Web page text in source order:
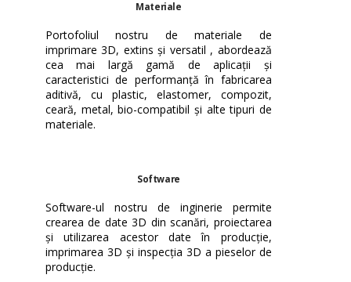
Materiale
Portofoliul nostru de materiale de
imprimare 3D, extins și versatil , abordează
cea mai largă gamă de aplicații și
caracteristici de performanță în fabricarea
aditivă, cu plastic, elastomer, compozit,
ceară, metal, bio-compatibil și alte tipuri de
materiale.
Software
Software-ul nostru de inginerie permite
crearea de date 3D din scanări, proiectarea
și utilizarea acestor date în producție,
imprimarea 3D și inspecția 3D a pieselor de
producție.